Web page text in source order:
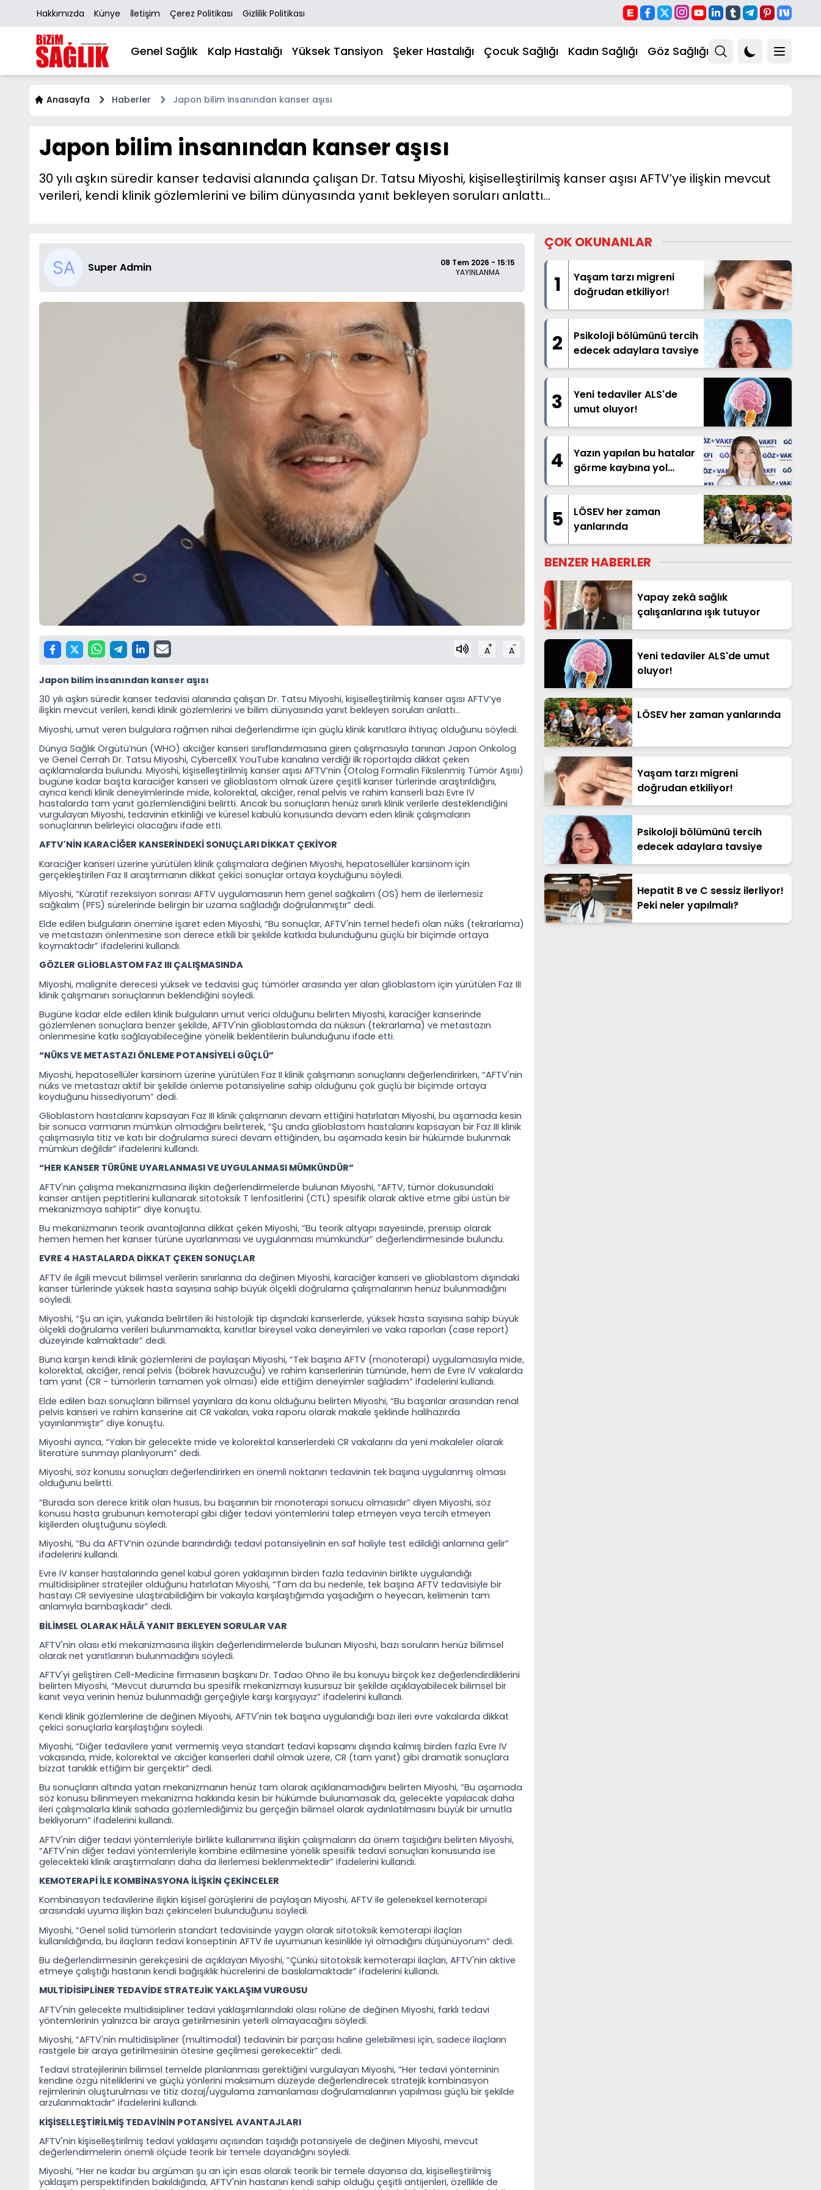
Hakkımızda Künye İletişim Çerez Politikası Gizlilik Politikası
Genel Sağlık Kalp Hastalığı Yüksek Tansiyon Şeker Hastalığı Çocuk Sağlığı Kadın Sağlığı Göz Sağlığı
Anasayfa Haberler Japon bilim insanından kanser aşısı
Japon bilim insanından kanser aşısı
30 yılı aşkın süredir kanser tedavisi alanında çalışan Dr. Tatsu Miyoshi, kişiselleştirilmiş kanser aşısı AFTV’ye ilişkin mevcut
verileri, kendi klinik gözlemlerini ve bilim dünyasında yanıt bekleyen soruları anlattı…
Super Admin
08 Tem 2026 - 15:15
YAYINLANMA
A+ A-
Japon bilim insanından kanser aşısı
30 yılı aşkın süredir kanser tedavisi alanında çalışan Dr. Tatsu Miyoshi, kişiselleştirilmiş kanser aşısı AFTV’ye
ilişkin mevcut verileri, kendi klinik gözlemlerini ve bilim dünyasında yanıt bekleyen soruları anlattı…
Miyoshi, umut veren bulgulara rağmen nihai değerlendirme için güçlü klinik kanıtlara ihtiyaç olduğunu söyledi.
Dünya Sağlık Örgütü’nün (WHO) akciğer kanseri sınıflandırmasına giren çalışmasıyla tanınan Japon Onkolog
ve Genel Cerrah Dr. Tatsu Miyoshi, CybercellX YouTube kanalına verdiği ilk röportajda dikkat çeken
açıklamalarda bulundu. Miyoshi, kişiselleştirilmiş kanser aşısı AFTV’nin (Otolog Formalin Fikslenmiş Tümör Aşısı)
bugüne kadar başta karaciğer kanseri ve glioblastom olmak üzere çeşitli kanser türlerinde araştırıldığını,
ayrıca kendi klinik deneyimlerinde mide, kolorektal, akciğer, renal pelvis ve rahim kanserli bazı Evre IV
hastalarda tam yanıt gözlemlendiğini belirtti. Ancak bu sonuçların henüz sınırlı klinik verilerle desteklendiğini
vurgulayan Miyoshi, tedavinin etkinliği ve küresel kabulü konusunda devam eden klinik çalışmaların
sonuçlarının belirleyici olacağını ifade etti.
AFTV'NİN KARACİĞER KANSERİNDEKİ SONUÇLARI DİKKAT ÇEKİYOR
Karaciğer kanseri üzerine yürütülen klinik çalışmalara değinen Miyoshi, hepatosellüler karsinom için
gerçekleştirilen Faz II araştırmanın dikkat çekici sonuçlar ortaya koyduğunu söyledi.
Miyoshi, “Küratif rezeksiyon sonrası AFTV uygulamasının hem genel sağkalım (OS) hem de ilerlemesiz
sağkalım (PFS) sürelerinde belirgin bir uzama sağladığı doğrulanmıştır” dedi.
Elde edilen bulguların önemine işaret eden Miyoshi, “Bu sonuçlar, AFTV'nin temel hedefi olan nüks (tekrarlama)
ve metastazın önlenmesine son derece etkili bir şekilde katkıda bulunduğunu güçlü bir biçimde ortaya
koymaktadır” ifadelerini kullandı.
GÖZLER GLİOBLASTOM FAZ III ÇALIŞMASINDA
Miyoshi, malignite derecesi yüksek ve tedavisi güç tümörler arasında yer alan glioblastom için yürütülen Faz III
klinik çalışmanın sonuçlarının beklendiğini söyledi.
Bugüne kadar elde edilen klinik bulguların umut verici olduğunu belirten Miyoshi, karaciğer kanserinde
gözlemlenen sonuçlara benzer şekilde, AFTV'nin glioblastomda da nüksün (tekrarlama) ve metastazın
önlenmesine katkı sağlayabileceğine yönelik beklentilerin bulunduğunu ifade etti.
“NÜKS VE METASTAZI ÖNLEME POTANSİYELİ GÜÇLÜ”
Miyoshi, hepatosellüler karsinom üzerine yürütülen Faz II klinik çalışmanın sonuçlarını değerlendirirken, “AFTV'nin
nüks ve metastazı aktif bir şekilde önleme potansiyeline sahip olduğunu çok güçlü bir biçimde ortaya
koyduğunu hissediyorum” dedi.
Glioblastom hastalarını kapsayan Faz III klinik çalışmanın devam ettiğini hatırlatan Miyoshi, bu aşamada kesin
bir sonuca varmanın mümkün olmadığını belirterek, “Şu anda glioblastom hastalarını kapsayan bir Faz III klinik
çalışmasıyla titiz ve katı bir doğrulama süreci devam ettiğinden, bu aşamada kesin bir hükümde bulunmak
mümkün değildir” ifadelerini kullandı.
“HER KANSER TÜRÜNE UYARLANMASI VE UYGULANMASI MÜMKÜNDÜR”
AFTV'nin çalışma mekanizmasına ilişkin değerlendirmelerde bulunan Miyoshi, “AFTV, tümör dokusundaki
kanser antijen peptitlerini kullanarak sitotoksik T lenfositlerini (CTL) spesifik olarak aktive etme gibi üstün bir
mekanizmaya sahiptir” diye konuştu.
Bu mekanizmanın teorik avantajlarına dikkat çeken Miyoshi, “Bu teorik altyapı sayesinde, prensip olarak
hemen hemen her kanser türüne uyarlanması ve uygulanması mümkündür” değerlendirmesinde bulundu.
EVRE 4 HASTALARDA DİKKAT ÇEKEN SONUÇLAR
AFTV ile ilgili mevcut bilimsel verilerin sınırlarına da değinen Miyoshi, karaciğer kanseri ve glioblastom dışındaki
kanser türlerinde yüksek hasta sayısına sahip büyük ölçekli doğrulama çalışmalarının henüz bulunmadığını
söyledi.
Miyoshi, “Şu an için, yukarıda belirtilen iki histolojik tip dışındaki kanserlerde, yüksek hasta sayısına sahip büyük
ölçekli doğrulama verileri bulunmamakta, kanıtlar bireysel vaka deneyimleri ve vaka raporları (case report)
düzeyinde kalmaktadır” dedi.
Buna karşın kendi klinik gözlemlerini de paylaşan Miyoshi, “Tek başına AFTV (monoterapi) uygulamasıyla mide,
kolorektal, akciğer, renal pelvis (böbrek havuzcuğu) ve rahim kanserlerinin tümünde, hem de Evre IV vakalarda
tam yanıt (CR - tümörlerin tamamen yok olması) elde ettiğim deneyimler sağladım” ifadelerini kullandı.
Elde edilen bazı sonuçların bilimsel yayınlara da konu olduğunu belirten Miyoshi, “Bu başarılar arasından renal
pelvis kanseri ve rahim kanserine ait CR vakaları, vaka raporu olarak makale şeklinde halihazırda
yayınlanmıştır” diye konuştu.
Miyoshi ayrıca, “Yakın bir gelecekte mide ve kolorektal kanserlerdeki CR vakalarını da yeni makaleler olarak
literatüre sunmayı planlıyorum” dedi.
Miyoshi, söz konusu sonuçları değerlendirirken en önemli noktanın tedavinin tek başına uygulanmış olması
olduğunu belirtti.
“Burada son derece kritik olan husus, bu başarının bir monoterapi sonucu olmasıdır” diyen Miyoshi, söz
konusu hasta grubunun kemoterapi gibi diğer tedavi yöntemlerini talep etmeyen veya tercih etmeyen
kişilerden oluştuğunu söyledi.
Miyoshi, “Bu da AFTV’nin özünde barındırdığı tedavi potansiyelinin en saf haliyle test edildiği anlamına gelir”
ifadelerini kullandı.
Evre IV kanser hastalarında genel kabul gören yaklaşımın birden fazla tedavinin birlikte uygulandığı
multidisipliner stratejiler olduğunu hatırlatan Miyoshi, “Tam da bu nedenle, tek başına AFTV tedavisiyle bir
hastayı CR seviyesine ulaştırabildiğim bir vakayla karşılaştığımda yaşadığım o heyecan, kelimenin tam
anlamıyla bambaşkadır” dedi.
BİLİMSEL OLARAK HÂLÂ YANIT BEKLEYEN SORULAR VAR
AFTV'nin olası etki mekanizmasına ilişkin değerlendirmelerde bulunan Miyoshi, bazı soruların henüz bilimsel
olarak net yanıtlarının bulunmadığını söyledi.
AFTV'yi geliştiren Cell-Medicine firmasının başkanı Dr. Tadao Ohno ile bu konuyu birçok kez değerlendirdiklerini
belirten Miyoshi, “Mevcut durumda bu spesifik mekanizmayı kusursuz bir şekilde açıklayabilecek bilimsel bir
kanıt veya verinin henüz bulunmadığı gerçeğiyle karşı karşıyayız” ifadelerini kullandı.
Kendi klinik gözlemlerine de değinen Miyoshi, AFTV'nin tek başına uygulandığı bazı ileri evre vakalarda dikkat
çekici sonuçlarla karşılaştığını söyledi.
Miyoshi, “Diğer tedavilere yanıt vermemiş veya standart tedavi kapsamı dışında kalmış birden fazla Evre IV
vakasında, mide, kolorektal ve akciğer kanserleri dahil olmak üzere, CR (tam yanıt) gibi dramatik sonuçlara
bizzat tanıklık ettiğim bir gerçektir” dedi.
Bu sonuçların altında yatan mekanizmanın henüz tam olarak açıklanamadığını belirten Miyoshi, “Bu aşamada
söz konusu bilinmeyen mekanizma hakkında kesin bir hükümde bulunamasak da, gelecekte yapılacak daha
ileri çalışmalarla klinik sahada gözlemlediğimiz bu gerçeğin bilimsel olarak aydınlatılmasını büyük bir umutla
bekliyorum” ifadelerini kullandı.
AFTV'nin diğer tedavi yöntemleriyle birlikte kullanımına ilişkin çalışmaların da önem taşıdığını belirten Miyoshi,
“AFTV'nin diğer tedavi yöntemleriyle kombine edilmesine yönelik spesifik tedavi sonuçları konusunda ise
gelecekteki klinik araştırmaların daha da ilerlemesi beklenmektedir” ifadelerini kullandı.
KEMOTERAPİ İLE KOMBİNASYONA İLİŞKİN ÇEKİNCELER
Kombinasyon tedavilerine ilişkin kişisel görüşlerini de paylaşan Miyoshi, AFTV ile geleneksel kemoterapi
arasındaki uyuma ilişkin bazı çekinceleri bulunduğunu söyledi.
Miyoshi, “Genel solid tümörlerin standart tedavisinde yaygın olarak sitotoksik kemoterapi ilaçları
kullanıldığında, bu ilaçların tedavi konseptinin AFTV ile uyumunun kesinlikle iyi olmadığını düşünüyorum” dedi.
Bu değerlendirmesinin gerekçesini de açıklayan Miyoshi, “Çünkü sitotoksik kemoterapi ilaçları, AFTV'nin aktive
etmeye çalıştığı hastanın kendi bağışıklık hücrelerini de baskılamaktadır” ifadelerini kullandı.
MULTİDİSİPLİNER TEDAVİDE STRATEJİK YAKLAŞIM VURGUSU
AFTV'nin gelecekte multidisipliner tedavi yaklaşımlarındaki olası rolüne de değinen Miyoshi, farklı tedavi
yöntemlerinin yalnızca bir araya getirilmesinin yeterli olmayacağını söyledi.
Miyoshi, “AFTV'nin multidisipliner (multimodal) tedavinin bir parçası haline gelebilmesi için, sadece ilaçların
rastgele bir araya getirilmesinin ötesine geçilmesi gerekecektir” dedi.
Tedavi stratejilerinin bilimsel temelde planlanması gerektiğini vurgulayan Miyoshi, “Her tedavi yönteminin
kendine özgü niteliklerini ve güçlü yönlerini maksimum düzeyde değerlendirecek stratejik kombinasyon
rejimlerinin oluşturulması ve titiz dozaj/uygulama zamanlaması doğrulamalarının yapılması güçlü bir şekilde
arzulanmaktadır” ifadelerini kullandı.
KİŞİSELLEŞTİRİLMİŞ TEDAVİNİN POTANSİYEL AVANTAJLARI
AFTV'nin kişiselleştirilmiş tedavi yaklaşımı açısından taşıdığı potansiyele de değinen Miyoshi, mevcut
değerlendirmelerin önemli ölçüde teorik bir temele dayandığını söyledi.
Miyoshi, “Her ne kadar bu argüman şu an için esas olarak teorik bir temele dayansa da, kişiselleştirilmiş
yaklaşım perspektifinden bakıldığında, AFTV'nin hastanın kendi sahip olduğu çeşitli antijenleri, özellikle de
ÇOK OKUNANLAR
1
Yaşam tarzı migreni
doğrudan etkiliyor!
2
Psikoloji bölümünü tercih
edecek adaylara tavsiye
3
Yeni tedaviler ALS'de
umut oluyor!
4
Yazın yapılan bu hatalar
görme kaybına yol
açabilir!
5
LÖSEV her zaman
yanlarında
BENZER HABERLER
Yapay zekâ sağlık
çalışanlarına ışık tutuyor
Yeni tedaviler ALS'de umut
oluyor!
LÖSEV her zaman yanlarında
Yaşam tarzı migreni
doğrudan etkiliyor!
Psikoloji bölümünü tercih
edecek adaylara tavsiye
Hepatit B ve C sessiz ilerliyor!
Peki neler yapılmalı?